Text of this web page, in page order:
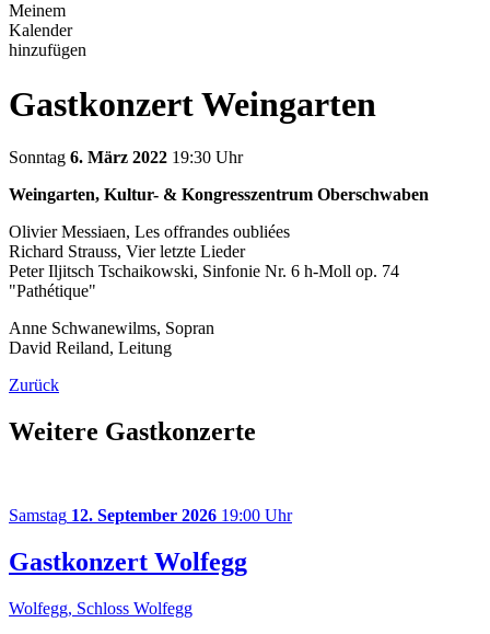
Meinem
Kalender
hinzufügen
Gastkonzert Weingarten
Sonntag 6. März 2022 19:30 Uhr
Weingarten, Kultur- & Kongresszentrum Oberschwaben
Olivier Messiaen, Les offrandes oubliées
Richard Strauss, Vier letzte Lieder
Peter Iljitsch Tschaikowski, Sinfonie Nr. 6 h-Moll op. 74
"Pathétique"
Anne Schwanewilms, Sopran
David Reiland, Leitung
Zurück
Weitere Gastkonzerte
Samstag 12. September 2026 19:00 Uhr
Gastkonzert Wolfegg
Wolfegg, Schloss Wolfegg